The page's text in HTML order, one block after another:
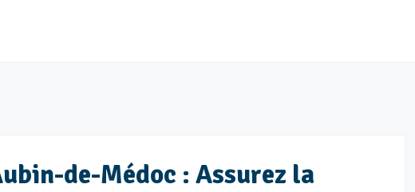
de-Médoc : Assurez la